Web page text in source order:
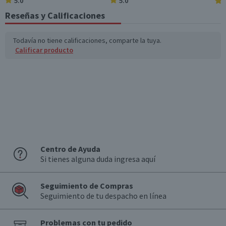
Azúcares totales
(g)
*Ingesta de referencia de un adulto promedio (8400 kj / 2000 kcal)
Garantía Mínima Legal
Válida hasta su fecha de caducidad
Reseñas y Calificaciones
Todavía no tiene calificaciones, comparte la tuya.
Calificar producto
Centro de Ayuda
Si tienes alguna duda ingresa aquí
Seguimiento de Compras
Seguimiento de tu despacho en línea
Problemas con tu pedido